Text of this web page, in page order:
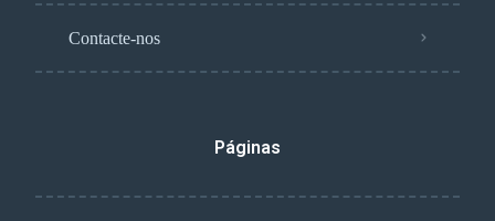
Contacte-nos
Páginas